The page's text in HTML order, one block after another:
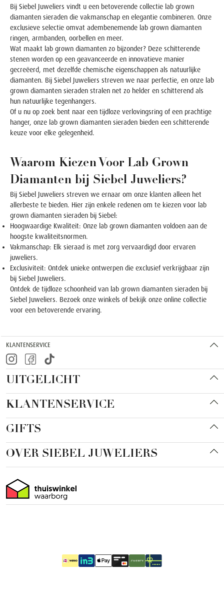
Bij Siebel Juweliers vindt u een betoverende collectie lab grown
diamanten sieraden die vakmanschap en elegantie combineren. Onze
exclusieve selectie omvat adembenemende lab grown diamanten
ringen, armbanden, oorbellen en meer.
Wat maakt lab grown diamanten zo bijzonder? Deze schitterende
stenen worden op een geavanceerde en innovatieve manier
gecreëerd, met dezelfde chemische eigenschappen als natuurlijke
diamanten. Bij Siebel Juweliers streven we naar perfectie, en onze lab
grown diamanten sieraden stralen net zo helder en schitterend als
hun natuurlijke tegenhangers.
Of u nu op zoek bent naar een tijdloze verlovingsring of een prachtige
hanger, onze lab grown diamanten sieraden bieden een schitterende
keuze voor elke gelegenheid.
Waarom Kiezen Voor Lab Grown
Diamanten bij Siebel Juweliers?
Bij Siebel Juweliers streven we ernaar om onze klanten alleen het
allerbeste te bieden. Hier zijn enkele redenen om te kiezen voor lab
grown diamanten sieraden bij Siebel:
Hoogwaardige Kwaliteit: Onze lab grown diamanten voldoen aan de
hoogste kwaliteitsnormen.
Vakmanschap: Elk sieraad is met zorg vervaardigd door ervaren
juweliers.
Exclusiviteit: Ontdek unieke ontwerpen die exclusief verkrijgbaar zijn
bij Siebel Juweliers.
Ontdek de tijdloze schoonheid van lab grown diamanten sieraden bij
Siebel Juweliers. Bezoek onze winkels of bekijk onze online collectie
voor een betoverende ervaring.
KLANTENSERVICE
UITGELICHT
KLANTENSERVICE
GIFTS
OVER SIEBEL JUWELIERS